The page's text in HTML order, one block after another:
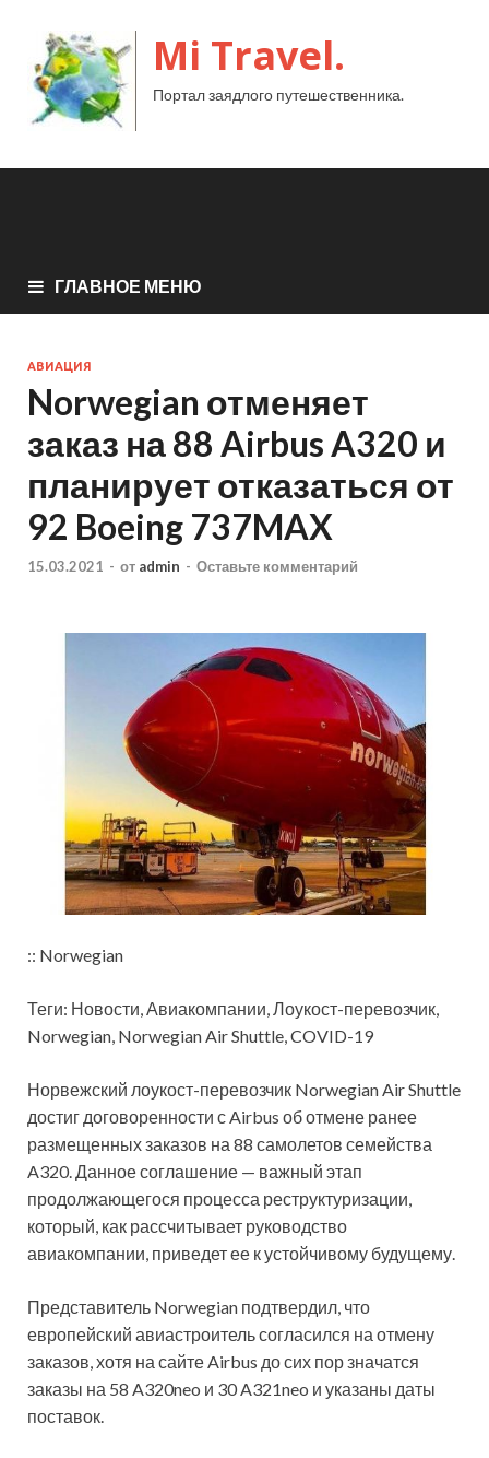
Mi Travel.
Портал заядлого путешественника.
ГЛАВНОЕ МЕНЮ
АВИАЦИЯ
Norwegian отменяет
заказ на 88 Airbus A320 и
планирует отказаться от
92 Boeing 737MAX
15.03.2021 - от admin - Оставьте комментарий
:: Norwegian
Теги: Новости, Авиакомпании, Лоукост-перевозчик,
Norwegian, Norwegian Air Shuttle, COVID-19
Норвежский лоукост-перевозчик Norwegian Air Shuttle
достиг договоренности с Airbus об отмене ранее
размещенных заказов на 88 самолетов семейства
A320. Данное соглашение — важный этап
продолжающегося процесса реструктуризации,
который, как рассчитывает руководство
авиакомпании, приведет ее к устойчивому будущему.
Представитель Norwegian подтвердил, что
европейский авиастроитель согласился на отмену
заказов, хотя на сайте Airbus до сих пор значатся
заказы на 58 A320neo и 30 A321neo и указаны даты
поставок.